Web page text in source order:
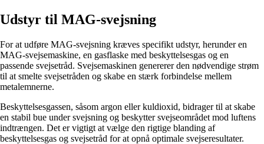
Udstyr til MAG-svejsning
For at udføre MAG-svejsning kræves specifikt udstyr, herunder en
MAG-svejsemaskine, en gasflaske med beskyttelsesgas og en
passende svejsetråd. Svejsemaskinen genererer den nødvendige strøm
til at smelte svejsetråden og skabe en stærk forbindelse mellem
metalemnerne.
Beskyttelsesgassen, såsom argon eller kuldioxid, bidrager til at skabe
en stabil bue under svejsning og beskytter svejseområdet mod luftens
indtrængen. Det er vigtigt at vælge den rigtige blanding af
beskyttelsesgas og svejsetråd for at opnå optimale svejseresultater.